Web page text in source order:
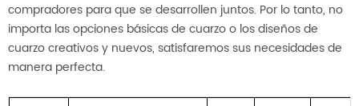
compradores para que se desarrollen juntos. Por lo tanto, no
importa las opciones básicas de cuarzo o los diseños de
cuarzo creativos y nuevos, satisfaremos sus necesidades de
manera perfecta.